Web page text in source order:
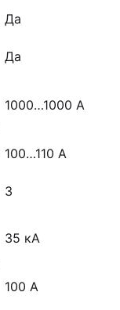
Да
Да
1000…1000 А
100…110 А
3
35 кА
100 А